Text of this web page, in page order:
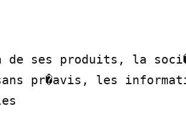
ses produits, la
pr�avis, les